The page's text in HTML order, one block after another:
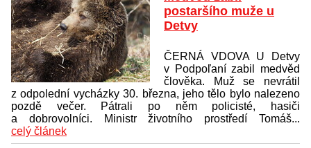
postaršího muže u
Detvy
ČERNÁ VDOVA U Detvy
v Podpoľaní zabil medvěd
člověka. Muž se nevrátil
z odpolední vycházky 30. března, jeho tělo bylo nalezeno
pozdě večer. Pátrali po něm policisté, hasiči
a dobrovolníci. Ministr životního prostředí Tomáš...
celý článek